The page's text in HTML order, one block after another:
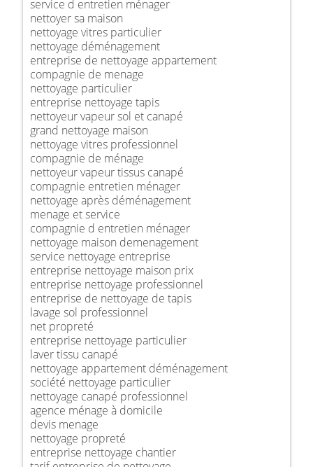
service d entretien ménager
nettoyer sa maison
nettoyage vitres particulier
nettoyage déménagement
entreprise de nettoyage appartement
compagnie de menage
nettoyage particulier
entreprise nettoyage tapis
nettoyeur vapeur sol et canapé
grand nettoyage maison
nettoyage vitres professionnel
compagnie de ménage
nettoyeur vapeur tissus canapé
compagnie entretien ménager
nettoyage après déménagement
menage et service
compagnie d entretien ménager
nettoyage maison demenagement
service nettoyage entreprise
entreprise nettoyage maison prix
entreprise nettoyage professionnel
entreprise de nettoyage de tapis
lavage sol professionnel
net propreté
entreprise nettoyage particulier
laver tissu canapé
nettoyage appartement déménagement
société nettoyage particulier
nettoyage canapé professionnel
agence ménage à domicile
devis menage
nettoyage propreté
entreprise nettoyage chantier